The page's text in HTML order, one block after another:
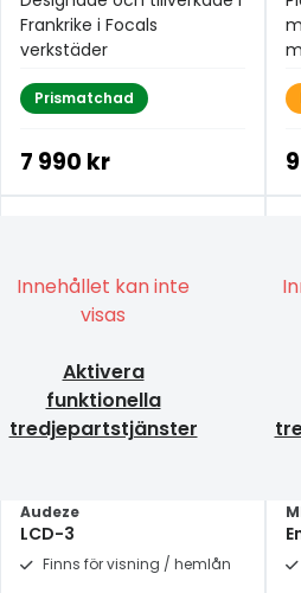
Frankrike i Focals
verkstäder
Prismatchad
7 990 kr
Innehållet kan inte
visas
Aktivera
funktionella
tredjepartstjänster
Audeze
LCD-3
Finns för visning / hemlån